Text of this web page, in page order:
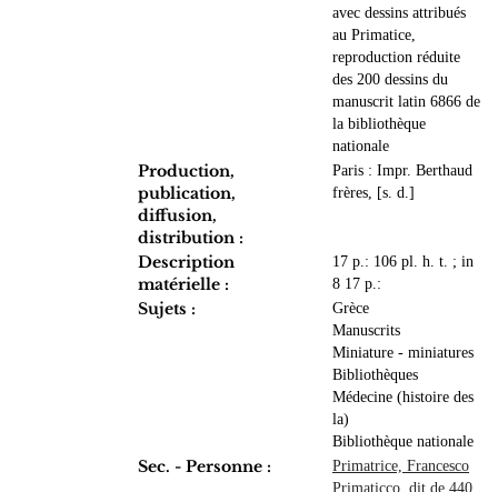
avec dessins attribués
au Primatice,
reproduction réduite
des 200 dessins du
manuscrit latin 6866 de
la bibliothèque
nationale
Production,
publication,
diffusion,
distribution :
Paris : Impr. Berthaud
frères, [s. d.]
Description
matérielle :
17 p.: 106 pl. h. t. ; in
8 17 p.:
Sujets :
Grèce
Manuscrits
Miniature - miniatures
Bibliothèques
Médecine (histoire des
la)
Bibliothèque nationale
Sec. - Personne :
Primatrice, Francesco
Primaticco, dit de 440